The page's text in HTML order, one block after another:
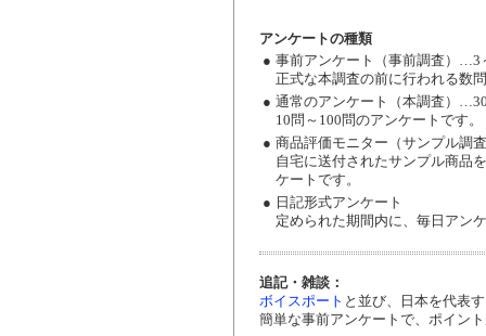
アンケートの種類
● 事前アンケート（事前調査）…3
正式な本調査の前に行われる数
● 通常のアンケート（本調査）
10問～100問のアンケートです。
● 商品評価モニター（サンプル調
自宅に送付されたサンプル商品
ケートです。
● 日記形式アンケート
定められた期間内に、毎日アン
追記・雑談：
ボイスポート と並び、日本を代表
簡単な事前アンケートで、ポイン